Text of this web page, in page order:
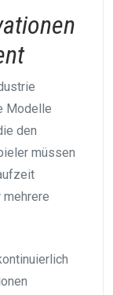
Modelle
den
müssen